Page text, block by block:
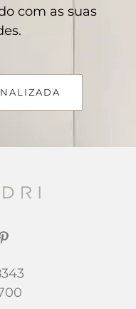
com as suas